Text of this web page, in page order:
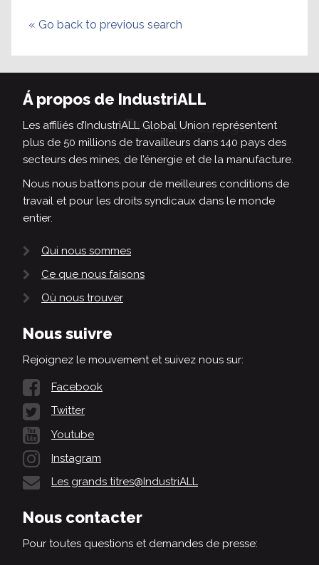
« Go back to previous search
Á propos de IndustriALL
Les affiliés d’IndustriALL Global Union représentent
plus de 50 millions de travailleurs dans 140 pays des
secteurs des mines, de l’énergie et de la manufacture.
Nous nous battons pour de meilleures conditions de
travail et pour les droits syndicaux dans le monde
entier.
Qui nous sommes
Ce que nous faisons
Où nous trouver
Nous suivre
Rejoignez le mouvement et suivez nous sur:
Facebook
Twitter
Youtube
Instagram
Les grands titres@IndustriALL
Nous contacter
Pour toutes questions et demandes de presse: